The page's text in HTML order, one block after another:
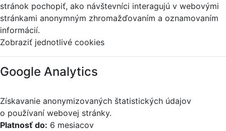
stránok pochopiť, ako návštevníci interagujú v webovými
stránkami anonymným zhromažďovaním a oznamovaním
informácií.
Zobraziť jednotlivé cookies
Google Analytics
Získavanie anonymizovaných štatistických údajov
o používaní webovej stránky.
Platnosť do: 6 mesiacov